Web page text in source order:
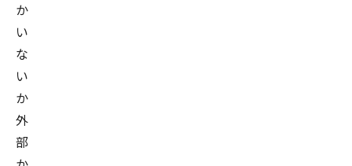
か
い
な
い
か
外
部